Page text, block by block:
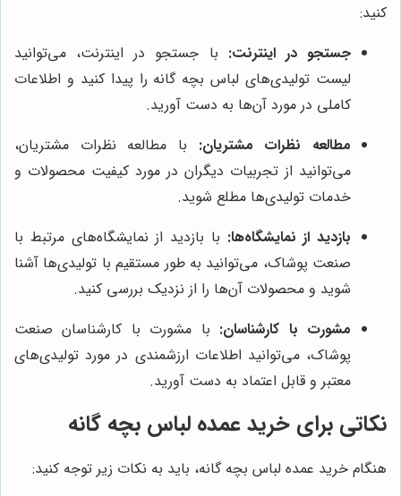
کنید:
جستجو در اینترنت: با جستجو در اینترنت، می‌توانید
لیست تولیدی‌های لباس بچه گانه را پیدا کنید و اطلاعات
کاملی در مورد آن‌ها به دست آورید.
مطالعه نظرات مشتریان: با مطالعه نظرات مشتریان،
می‌توانید از تجربیات دیگران در مورد کیفیت محصولات و
خدمات تولیدی‌ها مطلع شوید.
بازدید از نمایشگاه‌ها: با بازدید از نمایشگاه‌های مرتبط با
صنعت پوشاک، می‌توانید به طور مستقیم با تولیدی‌ها آشنا
شوید و محصولات آن‌ها را از نزدیک بررسی کنید.
مشورت با کارشناسان: با مشورت با کارشناسان صنعت
پوشاک، می‌توانید اطلاعات ارزشمندی در مورد تولیدی‌های
معتبر و قابل اعتماد به دست آورید.
نکاتی برای خرید عمده لباس بچه گانه
هنگام خرید عمده لباس بچه گانه، باید به نکات زیر توجه کنید: